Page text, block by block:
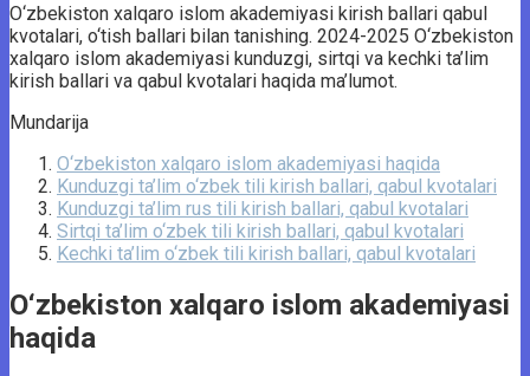
O‘zbekiston xalqaro islom akademiyasi kirish ballari qabul
kvotalari, o‘tish ballari bilan tanishing. 2024-2025 O‘zbekiston
xalqaro islom akademiyasi kunduzgi, sirtqi va kechki ta’lim
kirish ballari va qabul kvotalari haqida ma’lumot.
Mundarija
O‘zbekiston xalqaro islom akademiyasi haqida
Kunduzgi ta’lim o‘zbek tili kirish ballari, qabul kvotalari
Kunduzgi ta’lim rus tili kirish ballari, qabul kvotalari
Sirtqi ta’lim o‘zbek tili kirish ballari, qabul kvotalari
Kechki ta’lim o‘zbek tili kirish ballari, qabul kvotalari
O‘zbekiston xalqaro islom akademiyasi
haqida